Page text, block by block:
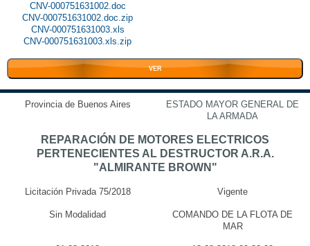
CNV-000751631002.doc
CNV-000751631002.doc.zip
CNV-000751631003.xls
CNV-000751631003.xls.zip
VER
Provincia de Buenos Aires
ESTADO MAYOR GENERAL DE
LA ARMADA
REPARACIÓN DE MOTORES ELECTRICOS
PERTENECIENTES AL DESTRUCTOR A.R.A.
"ALMIRANTE BROWN"
Licitación Privada 75/2018 Vigente
Sin Modalidad
COMANDO DE LA FLOTA DE
MAR